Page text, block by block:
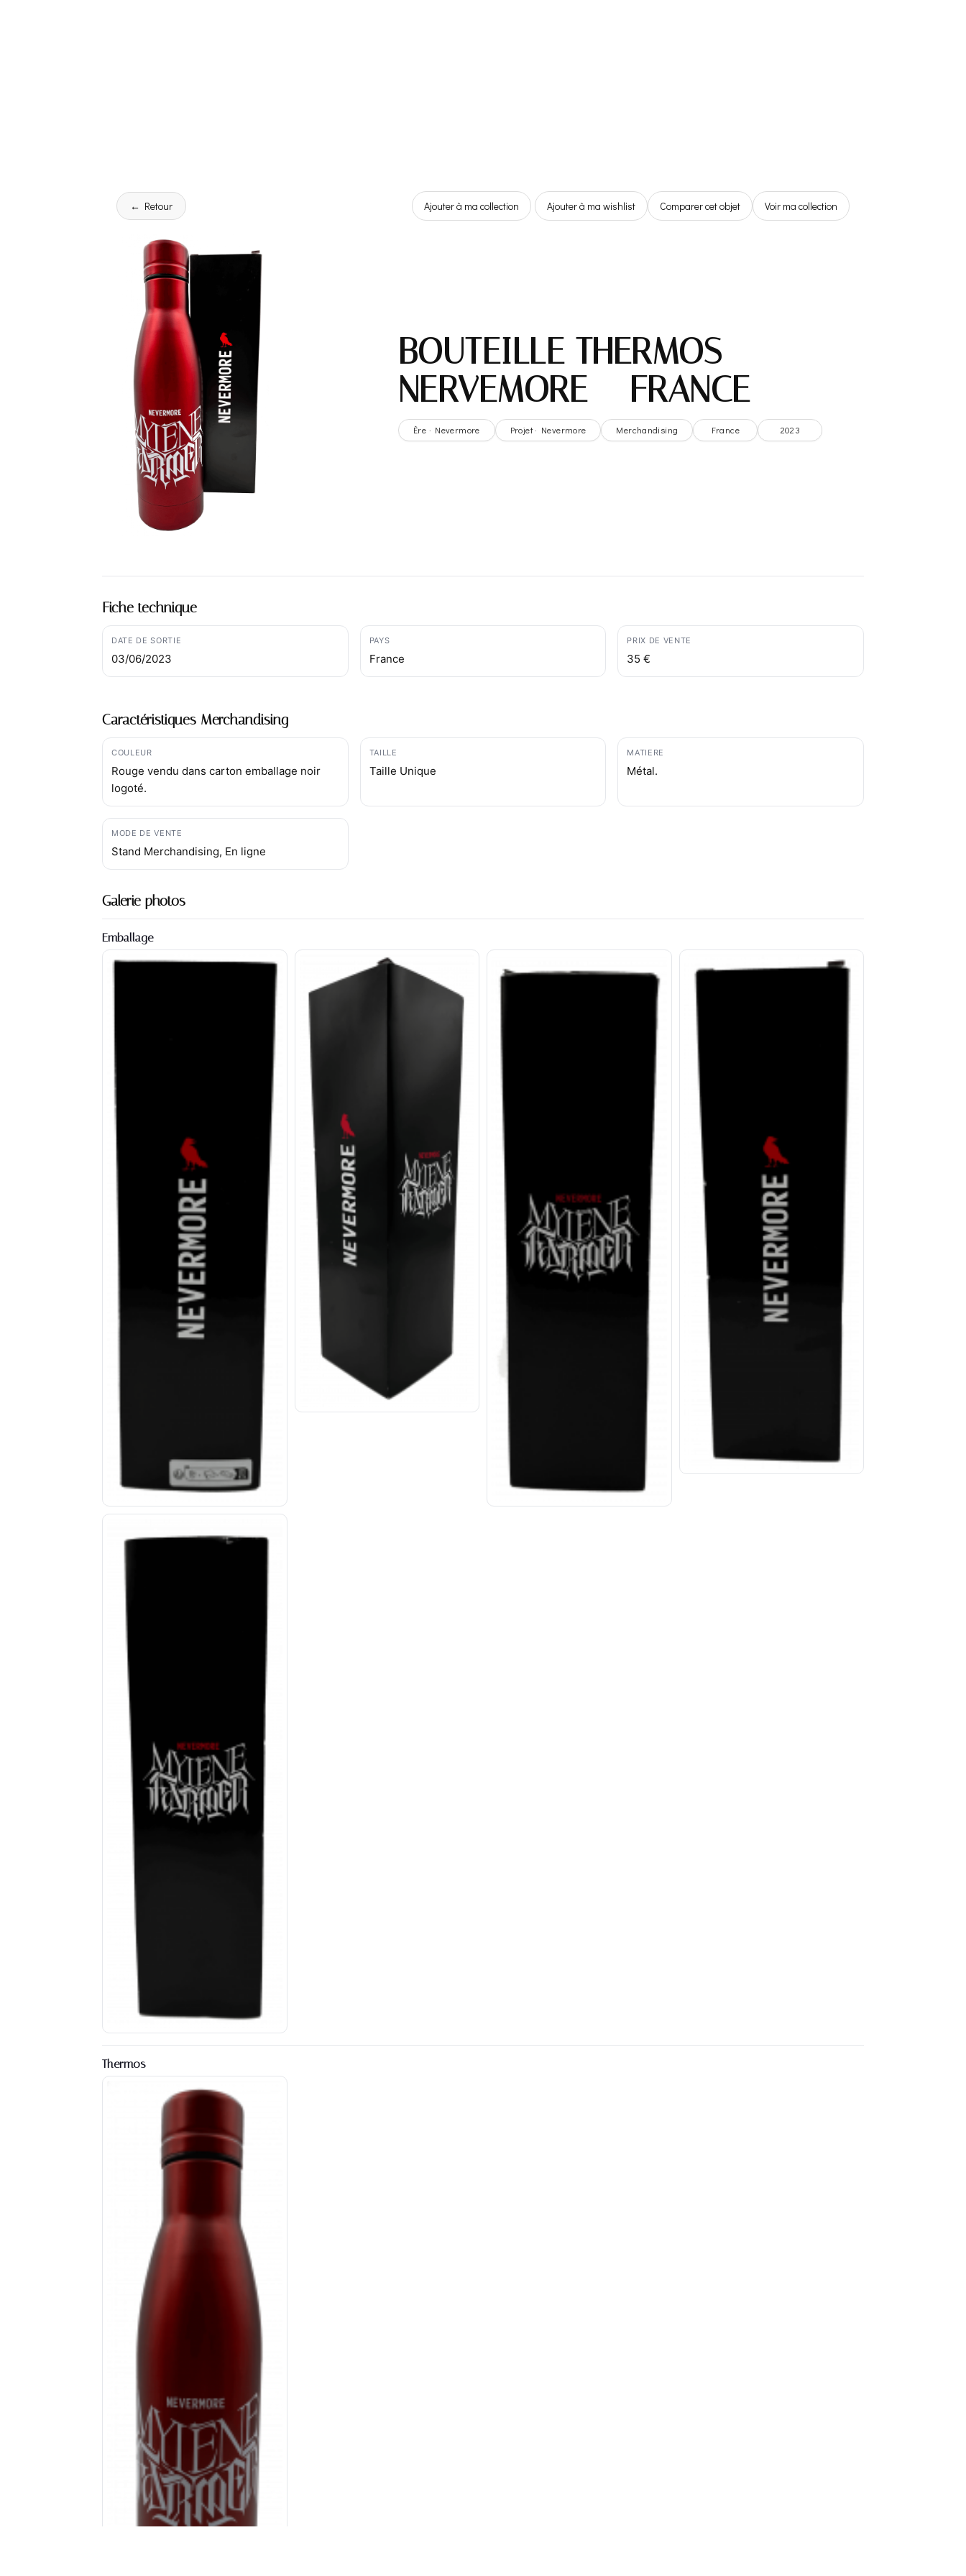
← Retour Ajouter à ma collection Ajouter à ma wishlist Comparer cet objet Voir ma collection
BOUTEILLE THERMOS –
NERVEMORE – FRANCE
Ère · Nevermore Projet · Nevermore Merchandising France 2023
Fiche technique
DATE DE SORTIE
03/06/2023
PAYS
France
PRIX DE VENTE
35 €
Caractéristiques Merchandising
COULEUR
Rouge vendu dans carton emballage noir
logoté.
TAILLE
Taille Unique
MATIERE
Métal.
MODE DE VENTE
Stand Merchandising, En ligne
Galerie photos
Emballage
Thermos